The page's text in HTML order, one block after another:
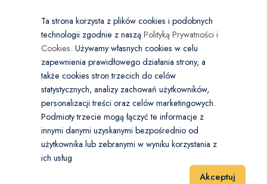
Wybierz kategorię
Pielęgnacja(0)
Koloryzacja(0)
Stylizacja
×
Kraj PL
PLN
Zdrowie i Uroda Włosy Pozostałe
Pozostałe (0)
20 60
Ta strona korzysta z plików cookies i podobnych
technologii zgodnie z nasząPolityką Prywatności i
Cookies. Używamy własnych cookies w celu
zapewnienia prawidłowego działania strony, a
także cookies stron trzecich do celów
statystycznych, analizy zachowań użytkowników,
personalizacji treści oraz celów marketingowych.
Podmioty trzecie mogą łączyć te informacje z
innymi danymi uzyskanymi bezpośrednio od
użytkownika lub zebranymi w wyniku korzystania z
ich usług
Akceptuj